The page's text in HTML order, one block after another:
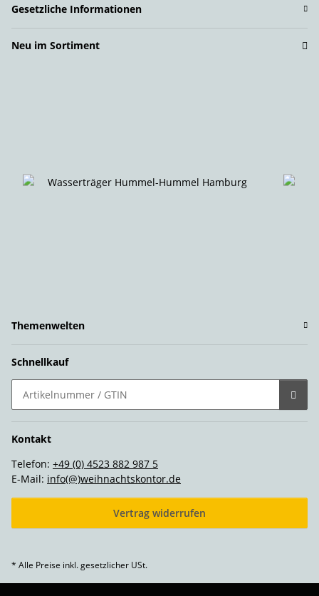
Gesetzliche Informationen
Neu im Sortiment
Themenwelten
Schnellkauf
Kontakt
Telefon: +49 (0) 4523 882 987 5
E-Mail: info(@)weihnachtskontor.de
Vertrag widerrufen
* Alle Preise inkl. gesetzlicher USt.